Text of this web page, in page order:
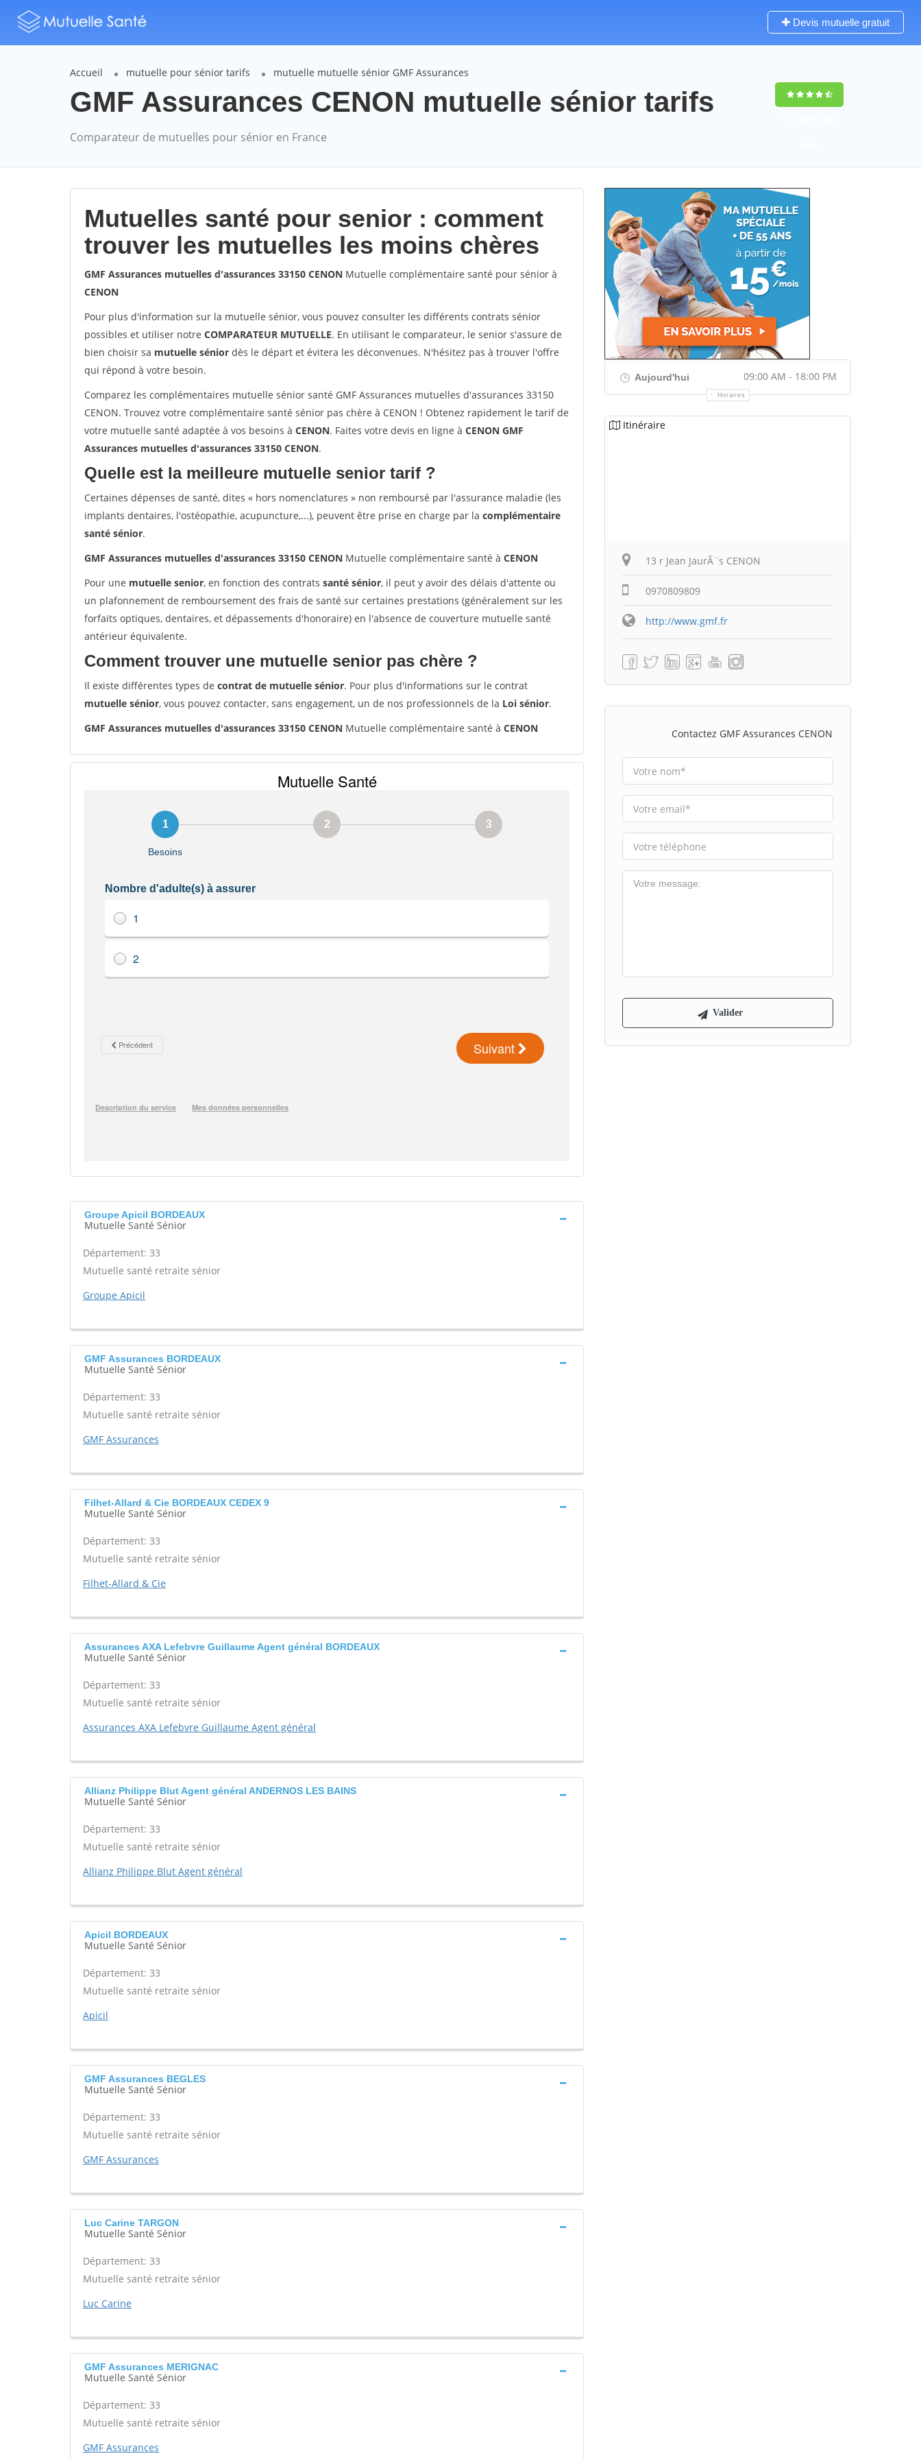
Devis mutuelle gratuit
Accueil mutuelle pour sénior tarifs mutuelle mutuelle sénior GMF Assurances
GMF Assurances CENON mutuelle sénior tarifs
Comparateur de mutuelles pour sénior en France
Mutuelles santé pour senior : comment
trouver les mutuelles les moins chères
GMF Assurances mutuelles d'assurances 33150 CENON Mutuelle complémentaire santé pour sénior à
CENON
Pour plus d'information sur la mutuelle sénior, vous pouvez consulter les différents contrats sénior
possibles et utiliser notre COMPARATEUR MUTUELLE. En utilisant le comparateur, le senior s'assure de
bien choisir sa mutuelle sénior dès le départ et évitera les déconvenues. N'hésitez pas à trouver l'offre
qui répond à votre besoin.
Comparez les complémentaires mutuelle sénior santé GMF Assurances mutuelles d'assurances 33150
CENON. Trouvez votre complémentaire santé sénior pas chère à CENON ! Obtenez rapidement le tarif de
votre mutuelle santé adaptée à vos besoins à CENON. Faites votre devis en ligne à CENON GMF
Assurances mutuelles d'assurances 33150 CENON.
Quelle est la meilleure mutuelle senior tarif ?
Certaines dépenses de santé, dites « hors nomenclatures » non remboursé par l'assurance maladie (les
implants dentaires, l'ostéopathie, acupuncture,...), peuvent être prise en charge par la complémentaire
santé sénior.
GMF Assurances mutuelles d'assurances 33150 CENON Mutuelle complémentaire santé à CENON
Pour une mutuelle senior, en fonction des contrats santé sénior, il peut y avoir des délais d'attente ou
un plafonnement de remboursement des frais de santé sur certaines prestations (généralement sur les
forfaits optiques, dentaires, et dépassements d'honoraire) en l'absence de couverture mutuelle santé
antérieur équivalente.
Comment trouver une mutuelle senior pas chère ?
Il existe différentes types de contrat de mutuelle sénior. Pour plus d'informations sur le contrat
mutuelle sénior, vous pouvez contacter, sans engagement, un de nos professionnels de la Loi sénior.
GMF Assurances mutuelles d'assurances 33150 CENON Mutuelle complémentaire santé à CENON
Groupe Apicil BORDEAUX
Mutuelle Santé Sénior
Département: 33
Mutuelle santé retraite sénior
Groupe Apicil
GMF Assurances BORDEAUX
Mutuelle Santé Sénior
Département: 33
Mutuelle santé retraite sénior
GMF Assurances
Filhet-Allard & Cie BORDEAUX CEDEX 9
Mutuelle Santé Sénior
Département: 33
Mutuelle santé retraite sénior
Filhet-Allard & Cie
Assurances AXA Lefebvre Guillaume Agent général BORDEAUX
Mutuelle Santé Sénior
Département: 33
Mutuelle santé retraite sénior
Assurances AXA Lefebvre Guillaume Agent général
Allianz Philippe Blut Agent général ANDERNOS LES BAINS
Mutuelle Santé Sénior
Département: 33
Mutuelle santé retraite sénior
Allianz Philippe Blut Agent général
Apicil BORDEAUX
Mutuelle Santé Sénior
Département: 33
Mutuelle santé retraite sénior
Apicil
GMF Assurances BEGLES
Mutuelle Santé Sénior
Département: 33
Mutuelle santé retraite sénior
GMF Assurances
Luc Carine TARGON
Mutuelle Santé Sénior
Département: 33
Mutuelle santé retraite sénior
Luc Carine
GMF Assurances MERIGNAC
Mutuelle Santé Sénior
Département: 33
Mutuelle santé retraite sénior
GMF Assurances
Aujourd'hui 09:00 AM - 18:00 PM
Horaires
Itinéraire
13 r Jean JaurÃ¨s CENON
0970809809
http://www.gmf.fr
Contactez GMF Assurances CENON